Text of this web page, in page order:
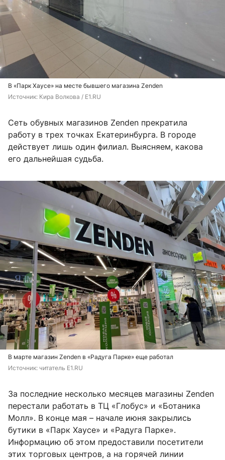
В «Парк Хаусе» на месте бывшего магазина Zenden
Источник: Кира Волкова / E1.RU
Сеть обувных магазинов Zenden прекратила
работу в трех точках Екатеринбурга. В городе
действует лишь один филиал. Выясняем, какова
его дальнейшая судьба.
В марте магазин Zenden в «Радуга Парке» еще работал
Источник: читатель E1.RU
За последние несколько месяцев магазины Zenden
перестали работать в ТЦ «Глобус» и «Ботаника
Молл». В конце мая – начале июня закрылись
бутики в «Парк Хаусе» и «Радуга Парке».
Информацию об этом предоставили посетители
этих торговых центров, а на горячей линии